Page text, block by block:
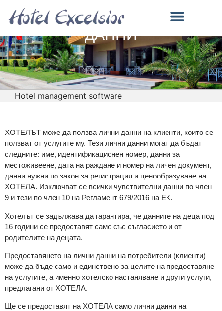
ПОЛИТИКА ЗА ЛИЧНИТЕ
ДАННИ
Hotel management software
ХОТЕЛЪТ може да ползва лични данни на клиенти, които се
ползват от услугите му. Тези лични данни могат да бъдат
следните: име, идентификационен номер, данни за
местоживеене, дата на раждане и номер на личен документ,
данни нужни по закон за регистрация и ценообразуване на
ХОТЕЛА. Изключват се всички чувствителни данни по член
9 и тези по член 10 на Регламент 679/2016 на ЕК.
Хотелът се задължава да гарантира, че данните на деца под
16 години се предоставят само със съгласието и от
родителите на децата.
Предоставянето на лични данни на потребители (клиенти)
може да бъде само и единствено за целите на предоставяне
на услугите, а именно хотелско настаняване и други услуги,
предлагани от ХОТЕЛА.
Ще се предоставят на ХОТЕЛА само лични данни на